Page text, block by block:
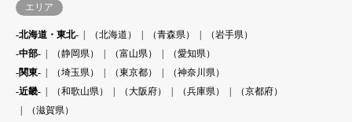
エリア
-北海道・東北- （北海道） （青森県）
（岩手県）
-中部-
（静岡県） （富山県）
（愛知県）
-関東-
（埼玉県） （東京都）
（神奈川県）
-近畿-
（和歌山県） （大阪府） （兵庫県）
（京都府）
（滋賀県）